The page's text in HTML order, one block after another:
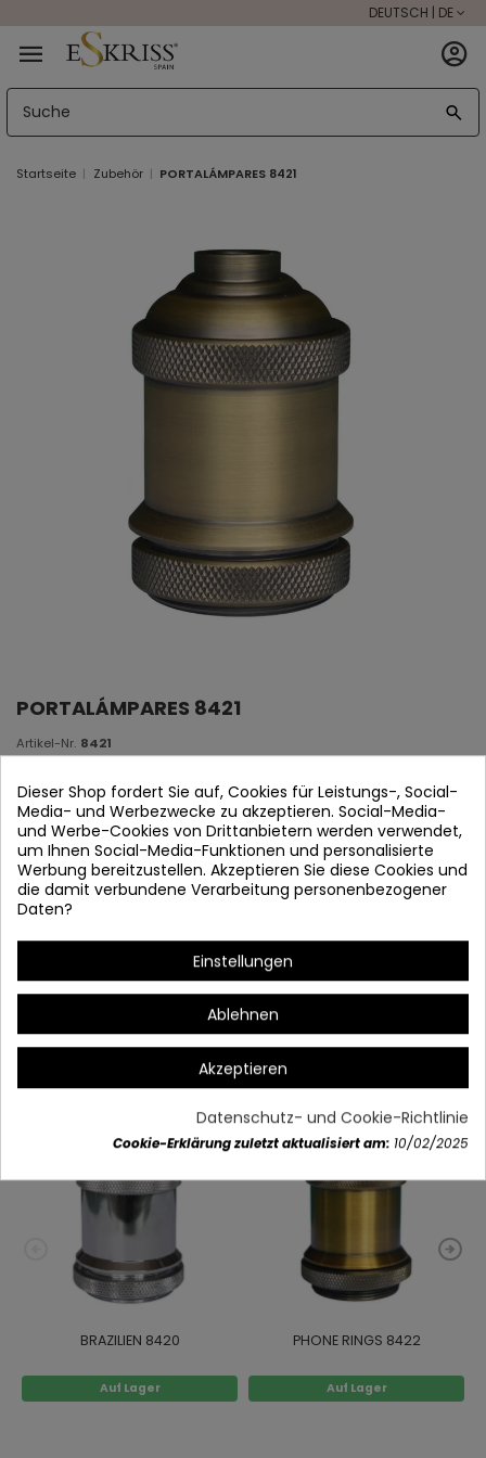
DEUTSCH | DE
Startseite Zubehör PORTALÁMPARES 8421
PORTALÁMPARES 8421
Artikel-Nr. 8421
Portalámparas E27 1L
Material: Stahl
Maßnahmen:
42 mm Δ Alto: 54 mm
Artikeldetails
Vielleicht gefällt Ihnen auch
BRAZILIEN 8420
Auf Lager
PHONE RINGS 8422
Auf Lager
Dieser Shop fordert Sie auf, Cookies für Leistungs-, Social-
Media- und Werbezwecke zu akzeptieren. Social-Media-
und Werbe-Cookies von Drittanbietern werden verwendet,
um Ihnen Social-Media-Funktionen und personalisierte
Werbung bereitzustellen. Akzeptieren Sie diese Cookies und
die damit verbundene Verarbeitung personenbezogener
Daten?
Einstellungen
Ablehnen
Akzeptieren
Datenschutz- und Cookie-Richtlinie
Cookie-Erklärung zuletzt aktualisiert am: 10/02/2025